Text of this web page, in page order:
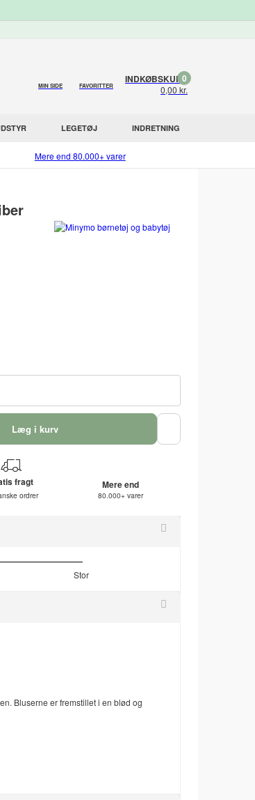
MIN SIDE FAVORITTER
INDKØBSKURV
0,00 kr.
0
LEGETØJ INDRETNING
Mere end 80.000+ varer
Læg i kurv
fragt
ordrer
Mere end
80.000+ varer
Stor
Bluserne er fremstillet i en blød og